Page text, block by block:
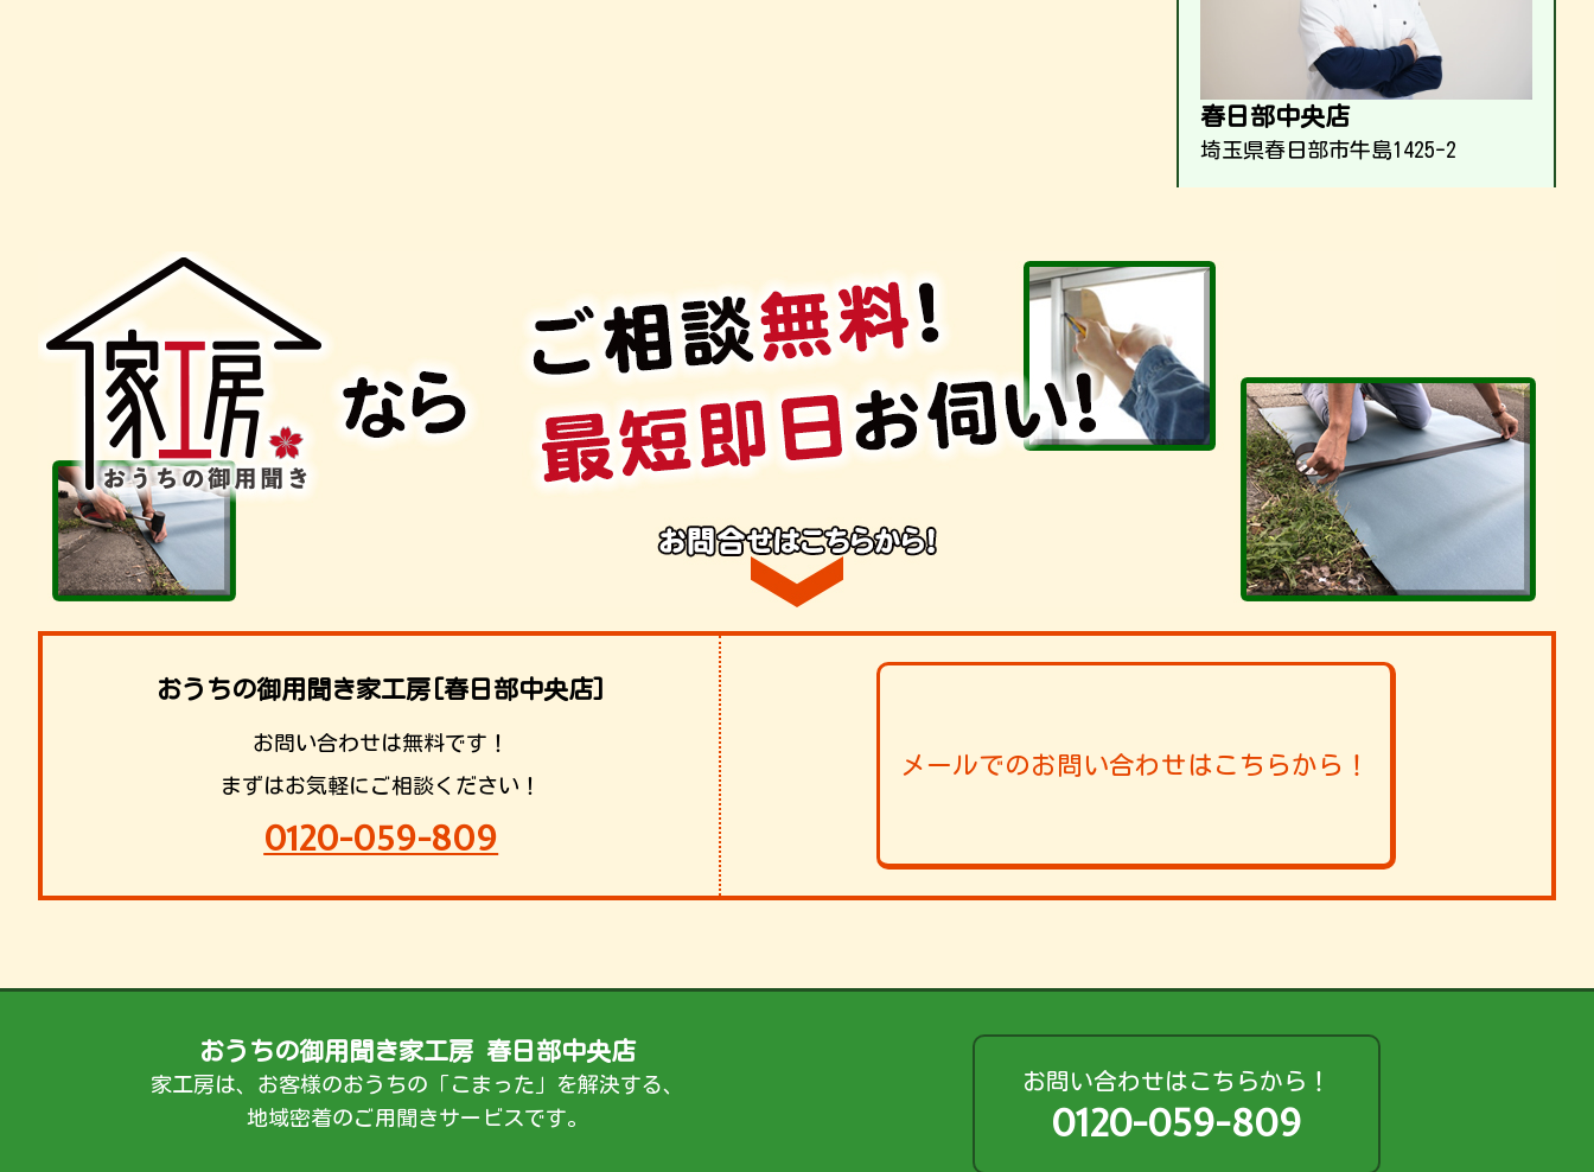
春日部中央店
埼玉県春日部市牛島1425-2
おうちの御用聞き家工房[春日部中央店]
お問い合わせは無料です！
まずはお気軽にご相談ください！
0120-059-809
メールでのお問い合わせはこちらから！
おうちの御用聞き家工房 春日部中央店
家工房は、お客様のおうちの「こまった」を解決する、
地域密着のご用聞きサービスです。
お問い合わせはこちらから！
0120-059-809